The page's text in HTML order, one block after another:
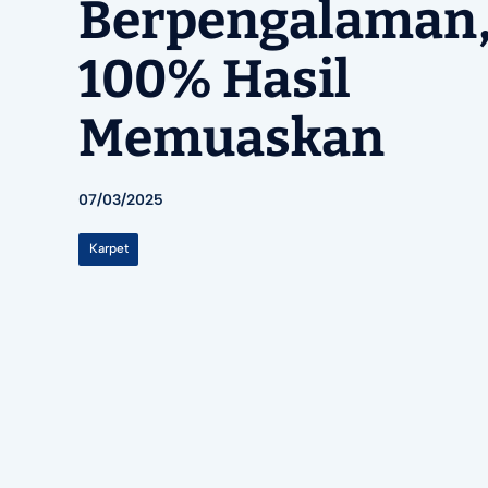
100% Hasil
Memuaskan
07/03/2025
Karpet